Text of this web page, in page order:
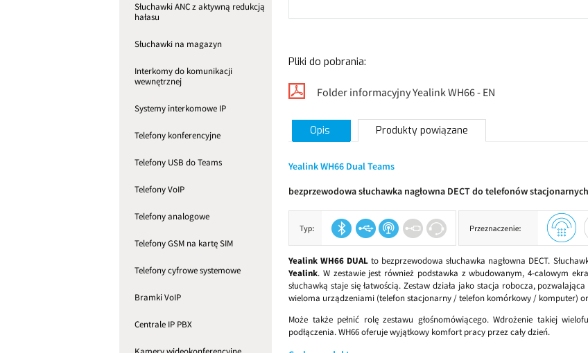
Słuchawki ANC z aktywną redukcją
hałasu
Słuchawki na magazyn
Interkomy do komunikacji
wewnętrznej
Systemy interkomowe IP
Telefony konferencyjne
Telefony USB do Teams
Telefony VoIP
Telefony analogowe
Telefony GSM na kartę SIM
Telefony cyfrowe systemowe
Bramki VoIP
Centrale IP PBX
Pliki do pobrania:
Folder informacyjny Yealink WH66 - EN
Opis Produkty powiązane
Yealink WH66 Dual Teams
bezprzewodowa słuchawka nagłowna DECT do telefonów
Yealink WH66 DUAL to bezprzewodowa słuchawka nagłowna DECT.
Yealink. W zestawie jest również podstawka z wbudowanym, 4-calowym
słuchawką staje się łatwością. Zestaw działa jako stacja robocza,
wieloma urządzeniami (telefon stacjonarny / telefon komórkowy / komputer)
Może także pełnić rolę zestawu głośnomówiącego. Wdrożenie takiej
podłączenia. WH66 oferuje wyjątkowy komfort pracy przez cały dzień.